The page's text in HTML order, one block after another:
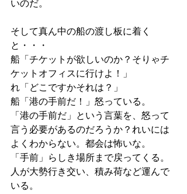
いのだ。
そして真ん中の船の渡し板に着く
と・・・
船「チケットが欲しいのか？そりゃチ
ケットオフィスに行けよ！」
れ「どこですかそれは？」
船「港の手前だ！」怒っている。
「港の手前だ」という言葉を、怒って
言う必要があるのだろうか？れいには
よくわからない。都会は怖いな。
「手前」らしき場所まで戻ってくる。
人が大勢行き交い、積み荷など運んで
いる。